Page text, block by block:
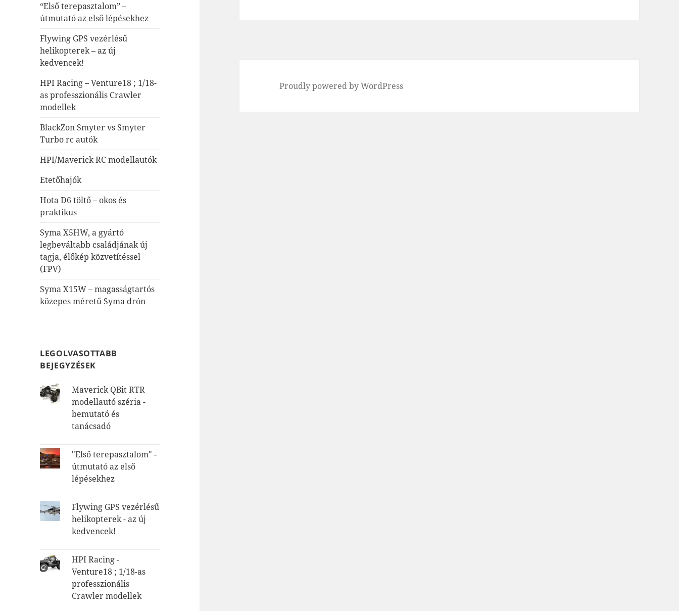
“Első terepasztalom” –
útmutató az első lépésekhez
Flywing GPS vezérlésű
helikopterek – az új
kedvencek!
HPI Racing – Venture18 ; 1/18-
as professzionális Crawler
modellek
BlackZon Smyter vs Smyter
Turbo rc autók
HPI/Maverick RC modellautók
Etetőhajók
Hota D6 töltő – okos és
praktikus
Syma X5HW, a gyártó
legbeváltabb családjának új
tagja, élőkép közvetítéssel
(FPV)
Syma X15W – magasságtartós
közepes méretű Syma drón
LEGOLVASOTTABB
BEJEGYZÉSEK
Maverick QBit RTR
modellautó széria -
bemutató és
tanácsadó
"Első terepasztalom" -
útmutató az első
lépésekhez
Flywing GPS vezérlésű
helikopterek - az új
kedvencek!
HPI Racing -
Venture18 ; 1/18-as
professzionális
Crawler modellek
Proudly powered by WordPress